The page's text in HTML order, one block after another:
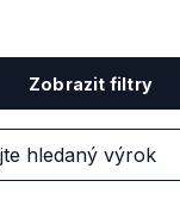
Zobrazit filtry